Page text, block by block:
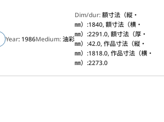
Year: 1986Medium:油彩
Dim/dur:額寸法（縦・
㎜）:1840, 額寸法（横・
㎜）:2291.0, 額寸法（厚・
㎜）:42.0, 作品寸法（縦・
㎜）:1818.0, 作品寸法（横・
㎜）:2273.0